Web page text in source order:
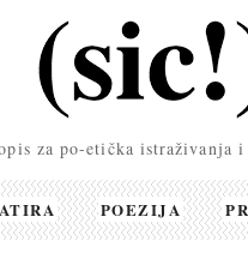
za po-etička istraživanja
POEZIJA